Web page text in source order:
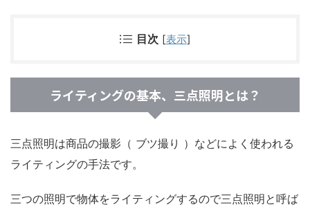
目次 [表示]
ライティングの基本、三点照明とは？
三点照明は商品の撮影（ ブツ撮り ）などによく使われる
ライティングの手法です。
三つの照明で物体をライティングするので三点照明と呼ば